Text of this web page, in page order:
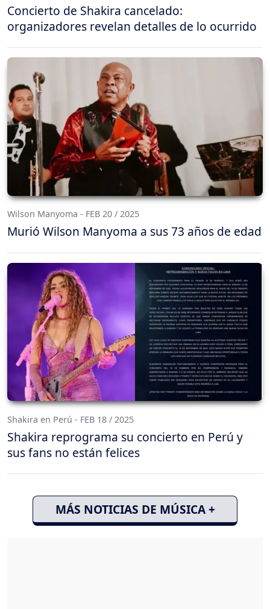
Concierto de Shakira cancelado:
organizadores revelan detalles de lo ocurrido
Wilson Manyoma - FEB 20 / 2025
Murió Wilson Manyoma a sus 73 años de edad
Shakira en Perú - FEB 18 / 2025
Shakira reprograma su concierto en Perú y
sus fans no están felices
MÁS NOTICIAS DE MÚSICA +